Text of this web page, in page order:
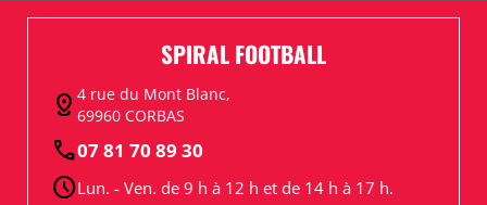
SPIRAL FOOTBALL
distance 4 rue du Mont Blanc,
69960 CORBAS
call07 81 70 89 30
scheduleLun. - Ven. de 9 h à 12 h et de 14 h à 17 h.